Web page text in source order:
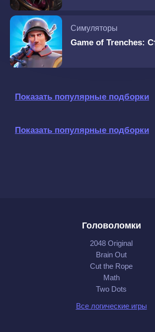
Симуляторы
Game of Trenches:
Показать популярные подборки
Показать популярные подборки
Головоломки
2048 Original
Brain Out
Cut the Rope
Math
Two Dots
Все логические игры